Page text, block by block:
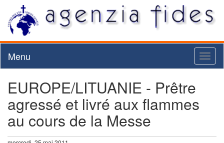
Menu
EUROPE/LITUANIE - Prêtre
agressé et livré aux flammes
au cours de la Messe